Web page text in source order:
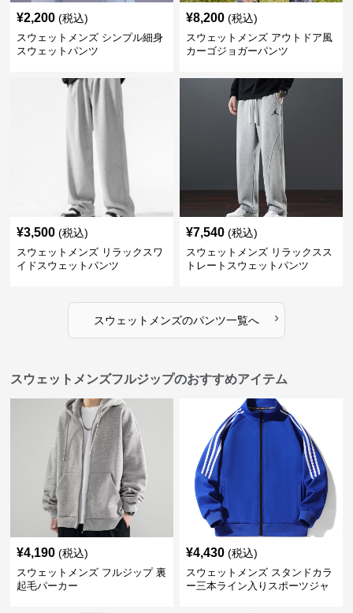
¥2,200 (税込)
スウェットメンズ シンプル細身
スウェットパンツ
¥8,200 (税込)
スウェットメンズ アウトドア風
カーゴジョガーパンツ
¥3,500 (税込)
スウェットメンズ リラックスワ
イドスウェットパンツ
¥7,540 (税込)
スウェットメンズ リラックスス
トレートスウェットパンツ
スウェットメンズのパンツ一覧へ ›
スウェットメンズフルジップのおすすめアイテム
¥4,190 (税込)
スウェットメンズ フルジップ 裏
起毛パーカー
¥4,430 (税込)
スウェットメンズ スタンドカラ
ー三本ライン入りスポーツジャ